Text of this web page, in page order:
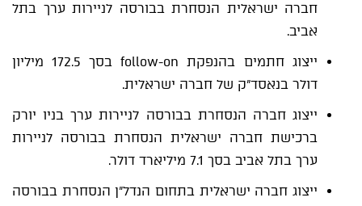
חברה ישראלית הנסחרת בבורסה לניירות ערך בתל
אביב.
ייצוג חתמים בהנפקת follow-on בסך 172.5 מיליון
דולר בנאסד"ק של חברה ישראלית.
ייצוג חברה הנסחרת בבורסה לניירות ערך בניו יורק
ברכישת חברה ישראלית הנסחרת בבורסה לניירות
ערך בתל אביב בסך 7.1 מיליארד דולר.
ייצוג חברה ישראלית בתחום הנדל"ן הנסחרת בבורסה